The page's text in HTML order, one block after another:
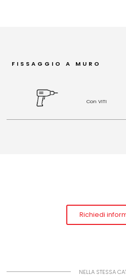
FISSAGGIO A MURO
Con VITI
Richiedi
NELLA STESSA